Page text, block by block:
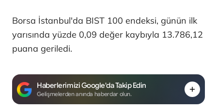
Borsa İstanbul'da BIST 100 endeksi, günün ilk
yarısında yüzde 0,09 değer kaybıyla 13.786,12
puana geriledi.
Haberlerimizi Google'da Takip Edin
Gelişmelerden anında haberdar olun.